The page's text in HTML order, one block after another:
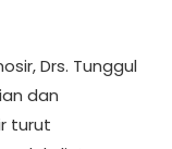
Drs. Tunggul
dan
turut